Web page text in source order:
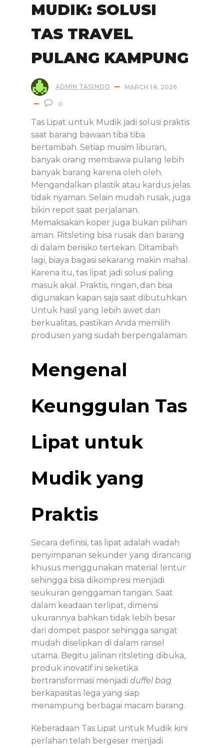
MUDIK: SOLUSI
TAS TRAVEL
PULANG KAMPUNG
ADMIN TASINDO MARCH 18, 2026
0
Tas Lipat untuk Mudik jadi solusi praktis
saat barang bawaan tiba tiba
bertambah. Setiap musim liburan,
banyak orang membawa pulang lebih
banyak barang karena oleh oleh.
Mengandalkan plastik atau kardus jelas
tidak nyaman. Selain mudah rusak, juga
bikin repot saat perjalanan.
Memaksakan koper juga bukan pilihan
aman. Ritsleting bisa rusak dan barang
di dalam berisiko tertekan. Ditambah
lagi, biaya bagasi sekarang makin mahal.
Karena itu, tas lipat jadi solusi paling
masuk akal. Praktis, ringan, dan bisa
digunakan kapan saja saat dibutuhkan.
Untuk hasil yang lebih awet dan
berkualitas, pastikan Anda memilih
produsen yang sudah berpengalaman.
Mengenal
Keunggulan Tas
Lipat untuk
Mudik yang
Praktis
Secara definisi, tas lipat adalah wadah
penyimpanan sekunder yang dirancang
khusus menggunakan material lentur
sehingga bisa dikompresi menjadi
seukuran genggaman tangan. Saat
dalam keadaan terlipat, dimensi
ukurannya bahkan tidak lebih besar
dari dompet paspor sehingga sangat
mudah diselipkan di dalam ransel
utama. Begitu jalinan ritsleting dibuka,
produk inovatif ini seketika
bertransformasi menjadiduffel bag
berkapasitas lega yang siap
menampung berbagai macam barang.
Keberadaan Tas Lipat untuk Mudik kini
perlahan telah bergeser menjadi